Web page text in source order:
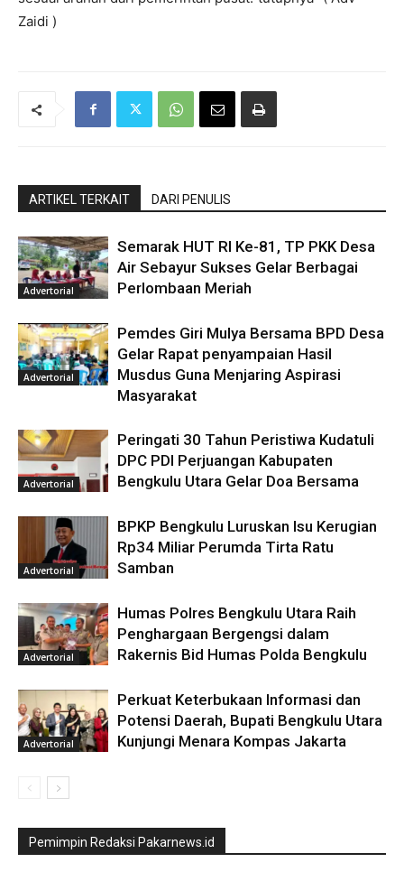
Zaidi )
ARTIKEL TERKAIT DARI PENULIS
Advertorial
Semarak HUT RI Ke-81, TP PKK Desa
Air Sebayur Sukses Gelar Berbagai
Perlombaan Meriah
Advertorial
Pemdes Giri Mulya Bersama BPD Desa
Gelar Rapat penyampaian Hasil
Musdus Guna Menjaring Aspirasi
Masyarakat
Advertorial
Peringati 30 Tahun Peristiwa Kudatuli
DPC PDI Perjuangan Kabupaten
Bengkulu Utara Gelar Doa Bersama
Advertorial
BPKP Bengkulu Luruskan Isu Kerugian
Rp34 Miliar Perumda Tirta Ratu
Samban
Advertorial
Humas Polres Bengkulu Utara Raih
Penghargaan Bergengsi dalam
Rakernis Bid Humas Polda Bengkulu
Advertorial
Perkuat Keterbukaan Informasi dan
Potensi Daerah, Bupati Bengkulu Utara
Kunjungi Menara Kompas Jakarta
Pemimpin Redaksi Pakarnews.id